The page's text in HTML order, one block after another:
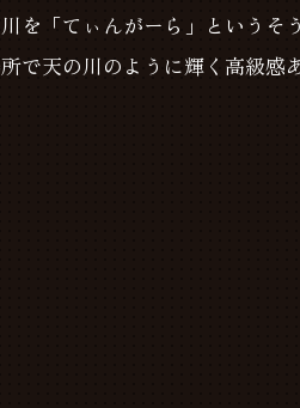
を「てぃんがーら」というそ
で天の川のように輝く高級感